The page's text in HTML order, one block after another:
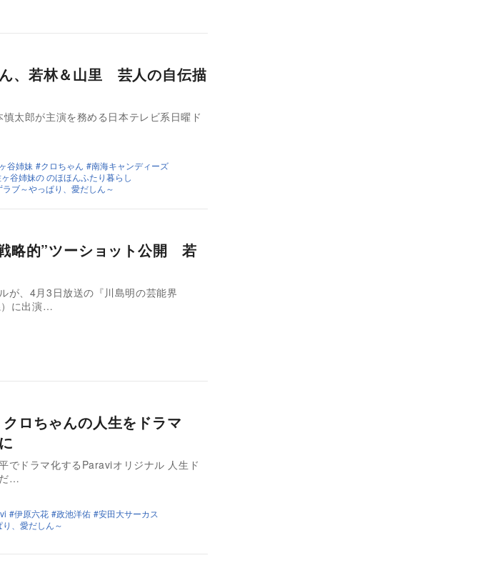
、若林＆山里 芸人の自伝描
太郎が主演を務める日本テレビ系日曜ド
谷姉妹 クロちゃん
南海キャンディーズ
谷姉妹の のほほんふたり暮らし
ブ～やっぱり、愛だしん～
略的”ツーショット公開 若
が、4月3日放送の『川島明の芸能界
）に出演…
ロちゃんの人生をドラマ
でドラマ化するParaviオリジナル 人生ド
…
伊原六花 政池洋佑
安田大サーカス
、愛だしん～